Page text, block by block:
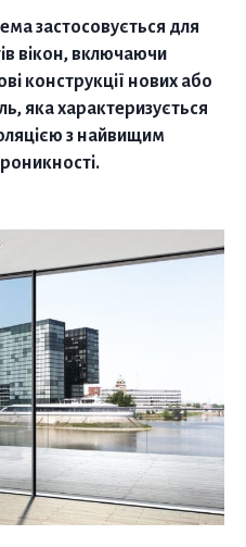
застосовується для
вікон, включаючи
конструкції нових або
яка характеризується
з найвищим